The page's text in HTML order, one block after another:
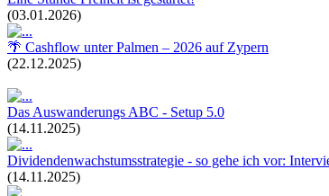
(03.01.2026)
🌴 Cashflow unter Palmen – 2026 auf Zypern
(22.12.2025)
Das Auswanderungs ABC - Setup 5.0
(14.11.2025)
Dividendenwachstumsstrategie - so gehe ich vor:
(14.11.2025)